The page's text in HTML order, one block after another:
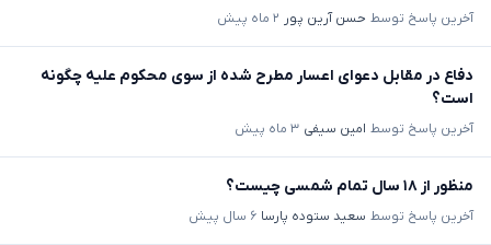
آخرین پاسخ توسط حسن آرین پور ۲ ماه پیش
دفاع در مقابل دعوای اعسار مطرح شده از سوی محکوم علیه چگونه
است؟
آخرین پاسخ توسط امین سیفی ۳ ماه پیش
منظور از ۱۸ سال تمام شمسی چیست؟
آخرین پاسخ توسط سعید ستوده پارسا ۶ سال پیش